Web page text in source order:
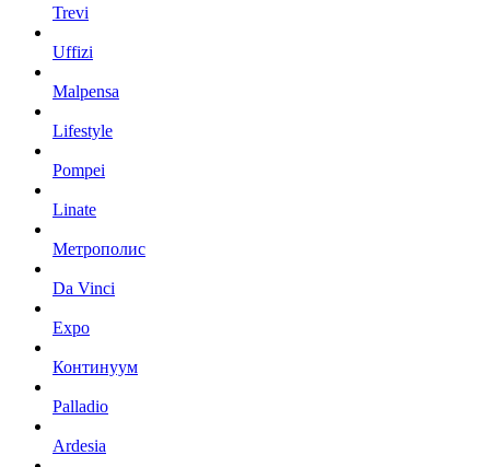
Trevi
Uffizi
Malpensa
Lifestyle
Pompei
Linate
Метрополис
Da Vinci
Expo
Континуум
Palladio
Ardesia